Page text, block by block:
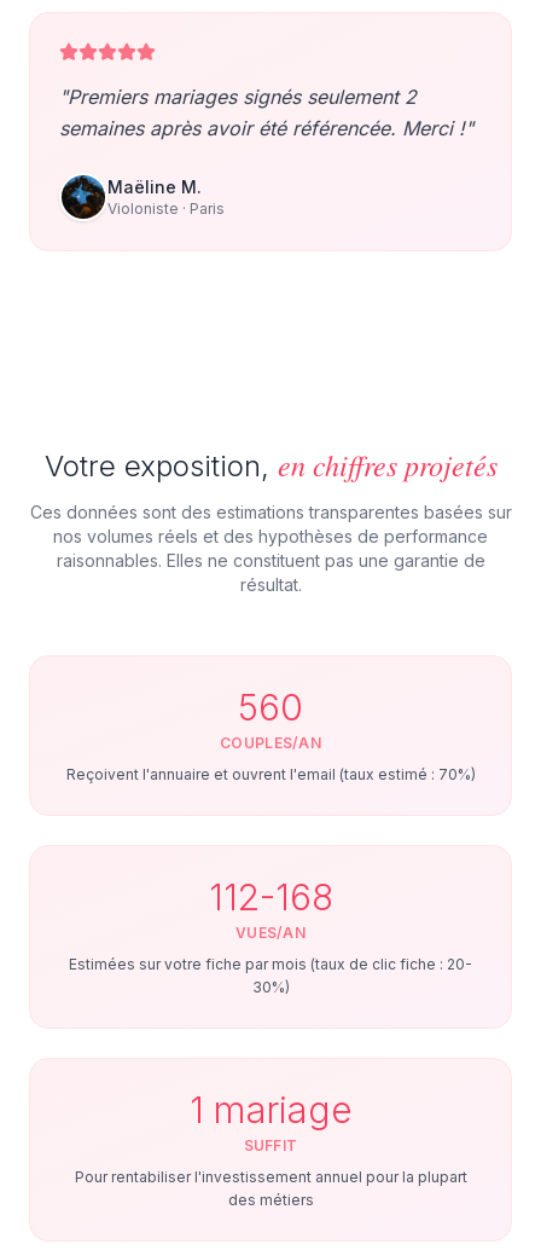
"Premiers mariages signés seulement 2
semaines après avoir été référencée. Merci !"
Maëline M.
Violoniste · Paris
Votre exposition, en chiffres projetés
Ces données sont des estimations transparentes basées sur
nos volumes réels et des hypothèses de performance
raisonnables. Elles ne constituent pas une garantie de
résultat.
560
COUPLES/AN
Reçoivent l'annuaire et ouvrent l'email (taux estimé : 70%)
112-168
VUES/AN
Estimées sur votre fiche par mois (taux de clic fiche : 20-
30%)
1 mariage
SUFFIT
Pour rentabiliser l'investissement annuel pour la plupart
des métiers